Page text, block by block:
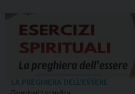
LA PREGHIERA DELL’ESSERE